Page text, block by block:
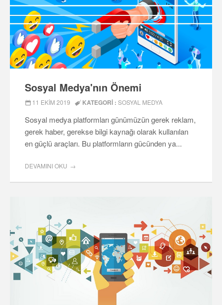
Sosyal Medya'nın Önemi
11 EKIM 2019 KATEGORI : SOSYAL MEDYA
Sosyal medya platformları günümüzün gerek reklam,
gerek haber, gerekse bilgi kaynağı olarak kullanılan
en güçlü araçları. Bu platformların gücünden ya...
DEVAMINI OKU